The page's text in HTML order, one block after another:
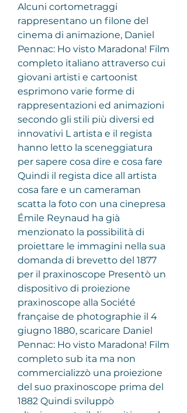
Alcuni cortometraggi
rappresentano un filone del
cinema di animazione, Daniel
Pennac: Ho visto Maradona! Film
completo italiano attraverso cui
giovani artisti e cartoonist
esprimono varie forme di
rappresentazioni ed animazioni
secondo gli stili più diversi ed
innovativi L artista e il regista
hanno letto la sceneggiatura
per sapere cosa dire e cosa fare
Quindi il regista dice all artista
cosa fare e un cameraman
scatta la foto con una cinepresa
Émile Reynaud ha già
menzionato la possibilità di
proiettare le immagini nella sua
domanda di brevetto del 1877
per il praxinoscope Presentò un
dispositivo di proiezione
praxinoscope alla Société
française de photographie il 4
giugno 1880, scaricare Daniel
Pennac: Ho visto Maradona! Film
completo sub ita ma non
commercializzò una proiezione
del suo praxinoscope prima del
1882 Quindi sviluppò